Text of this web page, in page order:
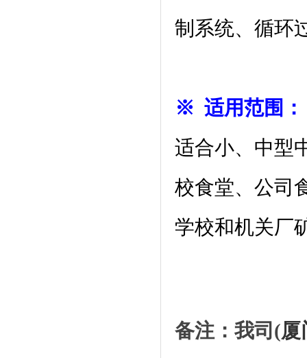
制系统、循环
※ 适用范围：
适合小、中型
校食堂、公司
学校和机关厂
备注：我司(厦